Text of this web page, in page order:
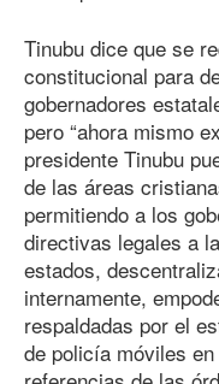
Tinubu dice que se
constitucional para
gobernadores
pero “ahora mismo
presidente Tinubu
de las áreas
permitiendo a los
directivas legales a
estados,
internamente,
respaldadas por el
de policía móviles